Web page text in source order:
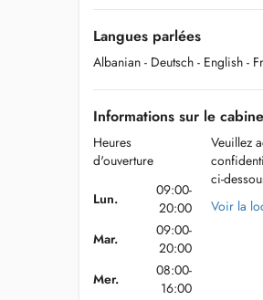
Langues parlées
Albanian - Deutsch - English -
Informations sur le
Heures
d'ouverture
Lun.
09:00-
20:00
Mar.
09:00-
20:00
Mer.
08:00-
16:00
Veuillez
ci-
Voir la